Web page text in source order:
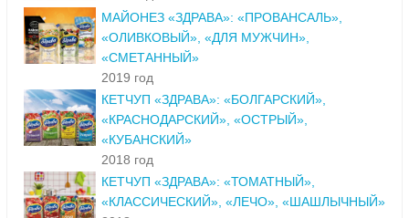
МАЙОНЕЗ «ЗДРАВА»: «ПРОВАНСАЛЬ»,
«ОЛИВКОВЫЙ», «ДЛЯ МУЖЧИН»,
«СМЕТАННЫЙ»
2019 год
КЕТЧУП «ЗДРАВА»: «БОЛГАРСКИЙ»,
«КРАСНОДАРСКИЙ», «ОСТРЫЙ»,
«КУБАНСКИЙ»
2018 год
КЕТЧУП «ЗДРАВА»: «ТОМАТНЫЙ»,
«КЛАССИЧЕСКИЙ», «ЛЕЧО», «ШАШЛЫЧНЫЙ»